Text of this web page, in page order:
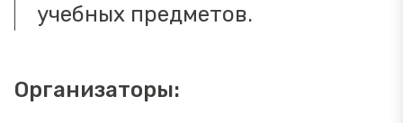
учебных предметов.
Организаторы: